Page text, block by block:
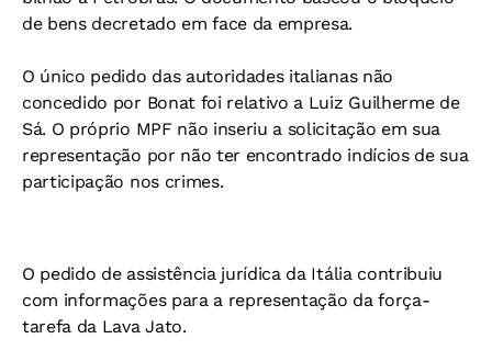
de bens decretado em face da empresa.
O único pedido das autoridades italianas não
concedido por Bonat foi relativo a Luiz Guilherme de
Sá. O próprio MPF não inseriu a solicitação em sua
representação por não ter encontrado indícios de sua
participação nos crimes.
O pedido de assistência jurídica da Itália contribuiu
com informações para a representação da força-
tarefa da Lava Jato.